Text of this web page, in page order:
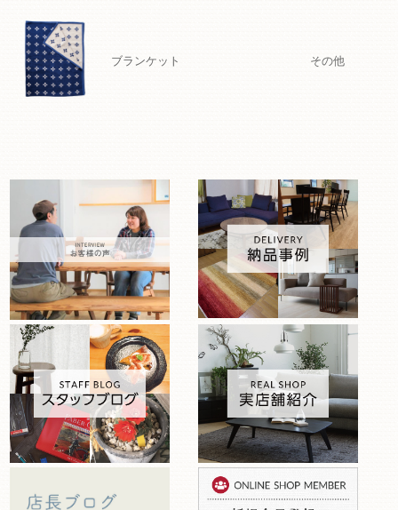
ブランケット その他